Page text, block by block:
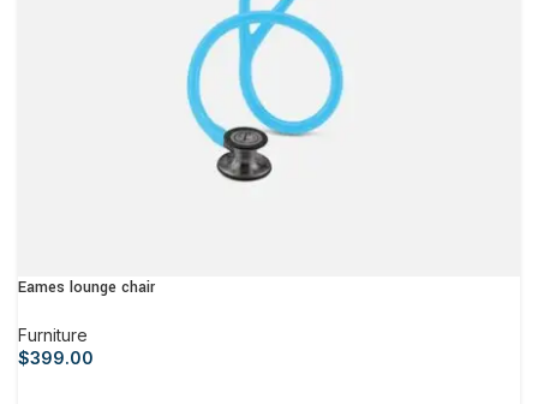
Eames lounge chair
Furniture
$399.00